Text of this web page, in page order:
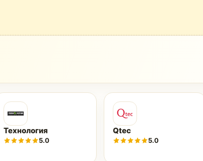
Технология
5.0
Qtec
5.0